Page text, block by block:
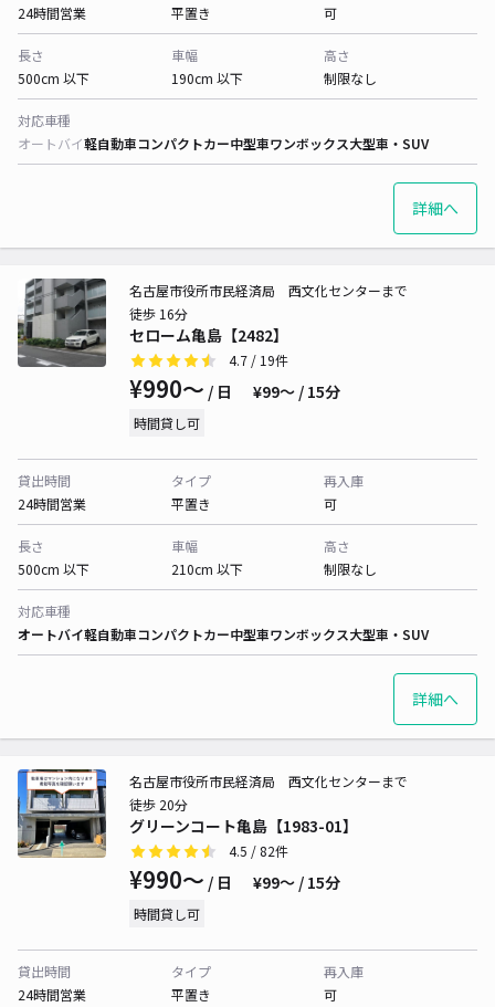
24時間営業
平置き
可
長さ
500cm 以下
車幅
190cm 以下
高さ
制限なし
対応車種
オートバイ軽自動車コンパクトカー中型車ワンボックス大型車・SUV
詳細へ
セローム亀島【2482】
名古屋市役所市民経済局 西文化センターまで
徒歩 16分
4.7 / 19件
¥990〜 / 日 ¥99〜 / 15分
時間貸し可
貸出時間
24時間営業
タイプ
平置き
再入庫
可
長さ
500cm 以下
車幅
210cm 以下
高さ
制限なし
対応車種
オートバイ軽自動車コンパクトカー中型車ワンボックス大型車・SUV
詳細へ
グリーンコート亀島【1983-01】
名古屋市役所市民経済局 西文化センターまで
徒歩 20分
4.5 / 82件
¥990〜 / 日 ¥99〜 / 15分
時間貸し可
貸出時間
24時間営業
タイプ
平置き
再入庫
可